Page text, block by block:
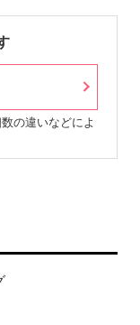
の違いなどによ